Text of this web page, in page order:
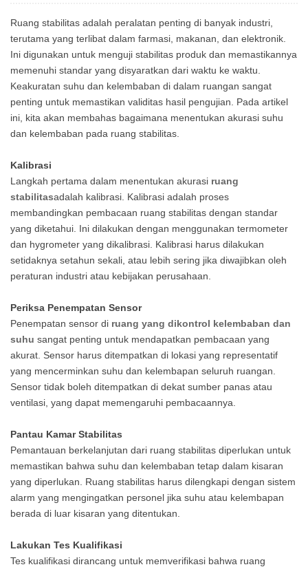
Ruang stabilitas adalah peralatan penting di banyak industri,
terutama yang terlibat dalam farmasi, makanan, dan elektronik.
Ini digunakan untuk menguji stabilitas produk dan memastikannya
memenuhi standar yang disyaratkan dari waktu ke waktu.
Keakuratan suhu dan kelembaban di dalam ruangan sangat
penting untuk memastikan validitas hasil pengujian. Pada artikel
ini, kita akan membahas bagaimana menentukan akurasi suhu
dan kelembaban pada ruang stabilitas.
Kalibrasi
Langkah pertama dalam menentukan akurasi ruang
stabilitasadalah kalibrasi. Kalibrasi adalah proses
membandingkan pembacaan ruang stabilitas dengan standar
yang diketahui. Ini dilakukan dengan menggunakan termometer
dan hygrometer yang dikalibrasi. Kalibrasi harus dilakukan
setidaknya setahun sekali, atau lebih sering jika diwajibkan oleh
peraturan industri atau kebijakan perusahaan.
Periksa Penempatan Sensor
Penempatan sensor di ruang yang dikontrol kelembaban dan
suhu sangat penting untuk mendapatkan pembacaan yang
akurat. Sensor harus ditempatkan di lokasi yang representatif
yang mencerminkan suhu dan kelembapan seluruh ruangan.
Sensor tidak boleh ditempatkan di dekat sumber panas atau
ventilasi, yang dapat memengaruhi pembacaannya.
Pantau Kamar Stabilitas
Pemantauan berkelanjutan dari ruang stabilitas diperlukan untuk
memastikan bahwa suhu dan kelembaban tetap dalam kisaran
yang diperlukan. Ruang stabilitas harus dilengkapi dengan sistem
alarm yang mengingatkan personel jika suhu atau kelembapan
berada di luar kisaran yang ditentukan.
Lakukan Tes Kualifikasi
Tes kualifikasi dirancang untuk memverifikasi bahwa ruang